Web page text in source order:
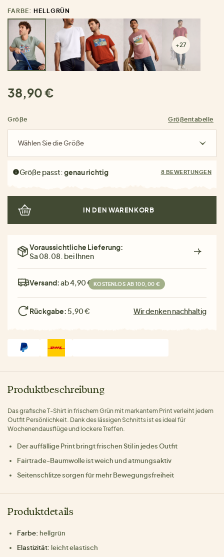
FARBE: HELLGRÜN
+27
38,90 €
Größe Größentabelle
Wählen Sie die Größe
Größe passt:genau richtig 8 BEWERTUNGEN
IN DEN WARENKORB
Voraussichtliche Lieferung:
Sa 08.08. bei Ihnen
Versand:ab 4,90 € KOSTENLOS AB 100,00 €
Rückgabe: 5,90 € Wir denken nachhaltig
Produktbeschreibung
Das grafische T‑Shirt in frischem Grün mit markantem Print verleiht jedem
Outfit Persönlichkeit. Dank des lässigen Schnitts ist es ideal für
Wochenendausflüge und lockere Treffen.
Der auffällige Print bringt frischen Stil in jedes Outfit
Fairtrade-Baumwolle ist weich und atmungsaktiv
Seitenschlitze sorgen für mehr Bewegungsfreiheit
Produktdetails
Farbe: hellgrün
Elastizität: leicht elastisch